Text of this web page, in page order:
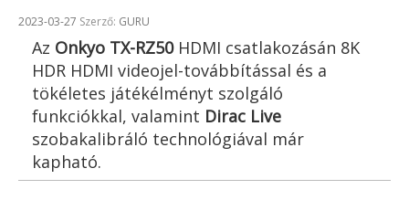
Beküldve:
2023-03-27 Szerző: GURU
Az Onkyo TX-RZ50HDMI csatlakozásán 8K
HDR HDMI videojel-továbbítással és a
tökéletes játékélményt szolgáló
funkciókkal, valamint Dirac Live
szobakalibráló technológiával már
kapható.